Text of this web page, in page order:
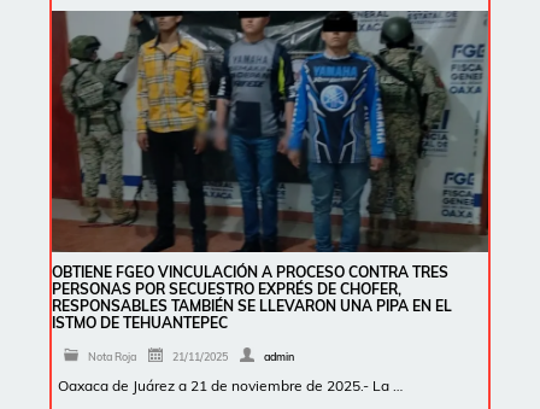
OBTIENE FGEO VINCULACIÓN A PROCESO CONTRA TRES
PERSONAS POR SECUESTRO EXPRÉS DE CHOFER,
RESPONSABLES TAMBIÉN SE LLEVARON UNA PIPA EN EL
ISTMO DE TEHUANTEPEC
Nota Roja 21/11/2025 admin
Oaxaca de Juárez a 21 de noviembre de 2025.- La …